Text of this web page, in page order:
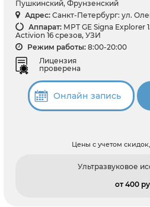
Пушкинский, Фрунзенский
Адрес: Санкт-Петербург: ул.
Аппарат: МРТ GE Signa Explorer
Activion 16 срезов, УЗИ
Режим работы: 8:00-20:00
Лицензия
проверена
Онлайн запись
Цены с учетом
Ультразвуковое
от 400